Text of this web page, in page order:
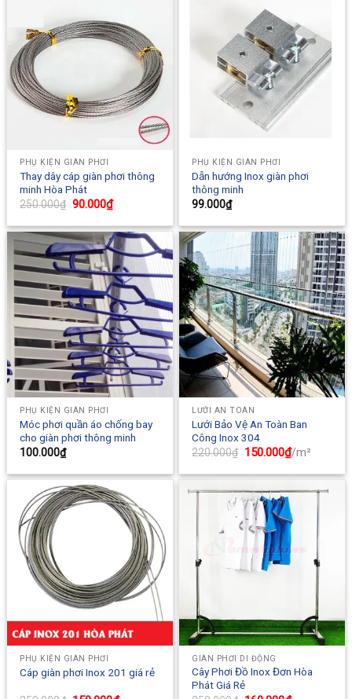
PHỤ KIỆN GIÀN PHƠI
Thay dây cáp giàn phơi thông
minh Hòa Phát
250.000₫ Original
was:
250.000₫.
90.000₫Current
price
is:
90.000₫.
PHỤ KIỆN GIÀN PHƠI
Dẫn hướng Inox giàn phơi
thông minh
99.000₫
PHỤ KIỆN GIÀN PHƠI
Móc phơi quần áo chống bay
cho giàn phơi thông minh
100.000₫
LƯỚI AN TOÀN
Lưới Bảo Vệ An Toàn Ban
Công Inox 304
220.000₫ Original
was:
150.000₫Current
price
is:
/m²
PHỤ KIỆN GIÀN PHƠI
Cáp giàn phơi Inox 201 giá rẻ
GIÀN PHƠI DI ĐỘNG
Cây Phơi Đồ Inox Đơn Hòa
Phát Giá Rẻ